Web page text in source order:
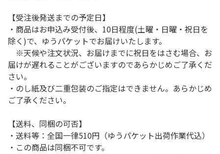
【受注後発送までの予定日】
・商品はお申込み受付後、10日程度(土曜・日曜・祝日を
除く)で、ゆうパケットでお届けいたします。
※天候や注文状況、お届けまでに祝日をはさむ場合、お
届けが遅れることがございますのであらかじめご了承くだ
さい。
・のし紙及び二重包装のご指定はできません。あらかじめ
ご了承ください。
【送料、同梱の可否】
・送料等：全国一律510円（ゆうパケット出荷作業代込）
・この商品は同梱不可です。